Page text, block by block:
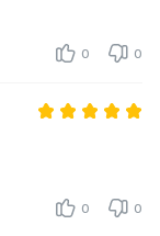
0 0
0 0